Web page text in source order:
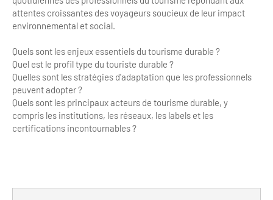
Partage d'expériences professionnelles
Labels, Certifications et Normes
Accessibilité
Tourisme & Handicap
Se former et s'informer à l'Accessibilité
Agences Réceptives et évènementielles
Guides et interprètes
Services, Wifi, cartes
Autocaristes/Transporteurs/transféristes
Destination Groupes
attentes croissantes des voyageurs soucieux de leur impact
environnemental et social.
Quels sont les enjeux essentiels du tourisme durable ?
Quel est le profil type du touriste durable ?
Quelles sont les stratégies d'adaptation que les professionnels
peuvent adopter ?
Quels sont les principaux acteurs de tourisme durable, y
compris les institutions, les réseaux, les labels et les
certifications incontournables ?